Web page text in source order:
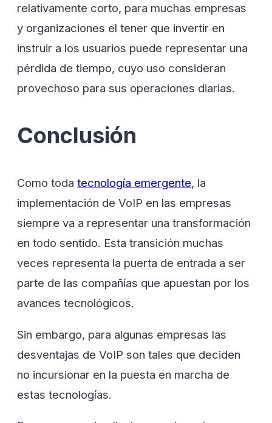
relativamente corto, para muchas empresas
y organizaciones el tener que invertir en
instruir a los usuarios puede representar una
pérdida de tiempo, cuyo uso consideran
provechoso para sus operaciones diarias.
Conclusión
Como toda tecnología emergente, la
implementación de VoIP en las empresas
siempre va a representar una transformación
en todo sentido. Esta transición muchas
veces representa la puerta de entrada a ser
parte de las compañías que apuestan por los
avances tecnológicos.
Sin embargo, para algunas empresas las
desventajas de VoIP son tales que deciden
no incursionar en la puesta en marcha de
estas tecnologías.